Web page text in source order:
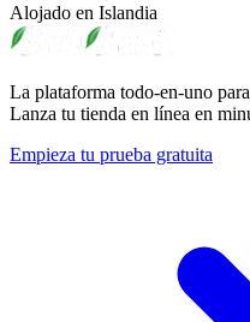
Alojado en Islandia
La plataforma todo-en-uno
Lanza tu tienda en línea en
Empieza tu prueba gratuita